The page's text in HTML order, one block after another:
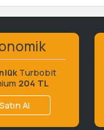
Turbobit
204 TL
Satın Al